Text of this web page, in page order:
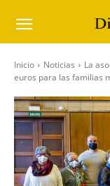
Inicio Noticias
La
euros para las familias